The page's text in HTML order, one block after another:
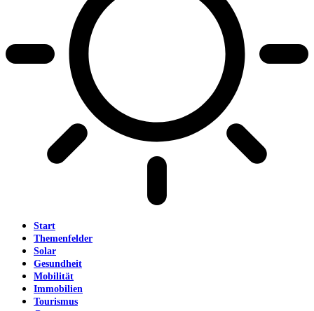
Start
Themenfelder
Solar
Gesundheit
Mobilität
Immobilien
Tourismus